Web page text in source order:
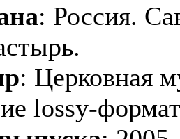
: Россия.
: Церковная
lossy-